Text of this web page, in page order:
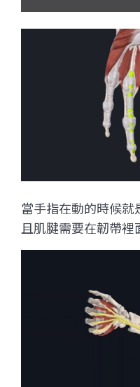
當手指在動的時候
且肌腱需要在韌帶裡